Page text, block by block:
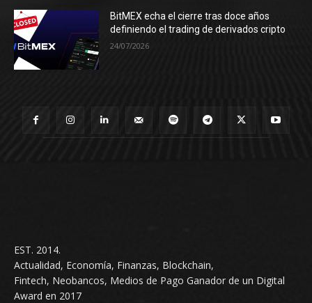
BitMEX echa el cierre tras doce años
definiendo el trading de derivados cripto
24/07/2026
EST. 2014.
Actualidad, Economía, Finanzas, Blockchain,
Fintech, Neobancos, Medios de Pago Ganador de un Digital
Award en 2017